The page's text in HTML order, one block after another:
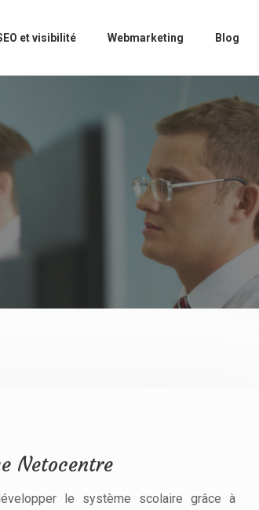
et visibilité Webmarketing Blog
Netocentre
le système scolaire grâce à